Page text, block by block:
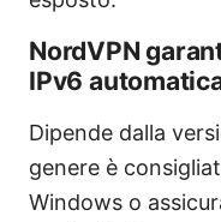
NordVPN
IPv6
Dipende dalla
genere è
Windows o